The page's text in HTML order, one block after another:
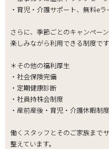
・育児・介護サポート、無料e
さらに、季節ごとのキャンペー
楽しみながら利用できる制度です
＊その他の福利厚生
・社会保険完備
・定期健康診断
・社員持株会制度
・産前産後・育児・介護休暇制度
働くスタッフとそのご家族まで
整えています。